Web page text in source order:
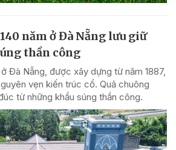
năm ở Đà Nẵng lưu giữ
thần công
Đà Nẵng, được xây dựng từ năm 1887,
vẹn kiến trúc cổ. Quả chuông
từ những khẩu súng thần công.